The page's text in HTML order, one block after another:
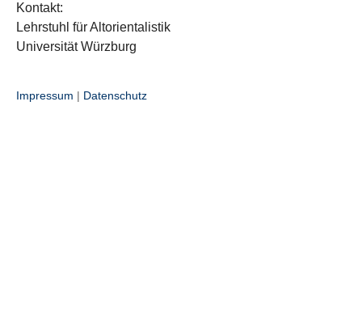
Kontakt:
Lehrstuhl für Altorientalistik
Universität Würzburg
Impressum | Datenschutz